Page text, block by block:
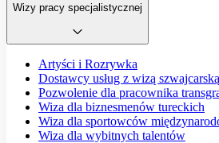
Wizy pracy specjalistycznej
Artyści i Rozrywka
Dostawcy usług z wizą szwajcarską
Pozwolenie dla pracownika
Wiza dla biznesmenów tureckich
Wiza dla sportowców
Wiza dla wybitnych talentów